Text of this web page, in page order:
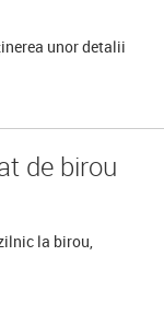
unor detalii
de birou
la birou,